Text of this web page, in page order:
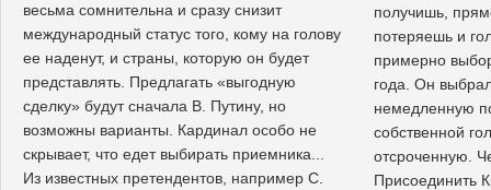
получишь,
потеряешь и
примерно
года. Он
немедленную
собственной
отсроченную.
Присоединить
весьма сомнительна и сразу снизит
международный статус того, кому на голову
ее наденут, и страны, которую он будет
представлять. Предлагать «выгодную
сделку» будут сначала В. Путину, но
возможны варианты. Кардинал особо не
скрывает, что едет выбирать приемника...
Из известных претендентов, например С.